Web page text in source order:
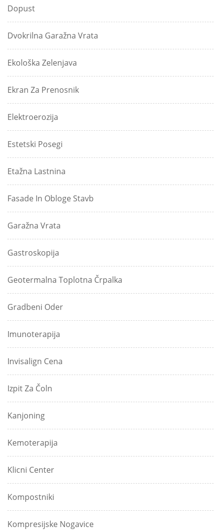
Dopust
Dvokrilna Garažna Vrata
Ekološka Zelenjava
Ekran Za Prenosnik
Elektroerozija
Estetski Posegi
Etažna Lastnina
Fasade In Obloge Stavb
Garažna Vrata
Gastroskopija
Geotermalna Toplotna Črpalka
Gradbeni Oder
Imunoterapija
Invisalign Cena
Izpit Za Čoln
Kanjoning
Kemoterapija
Klicni Center
Kompostniki
Kompresijske Nogavice